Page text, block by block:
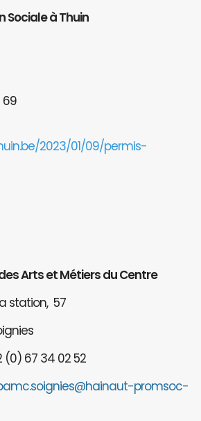
Sociale à Thuin
69
2023/01/09/permis-
Arts et Métiers du Centre
station, 57
(0) 67 34 02 52
promsoc-